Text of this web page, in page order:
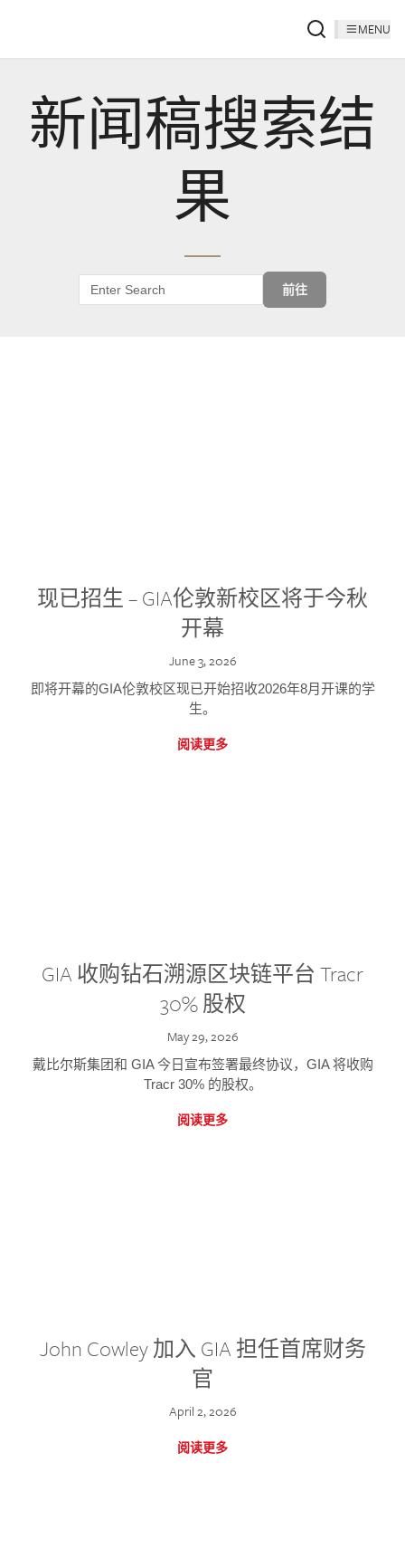
MENU
新闻稿搜索结
果
前往
现已招生 – GIA伦敦新校区将于今秋
开幕
June 3, 2026
即将开幕的GIA伦敦校区现已开始招收2026年8月开课的学
生。
阅读更多
GIA 收购钻石溯源区块链平台 Tracr
30% 股权
May 29, 2026
戴比尔斯集团和 GIA 今日宣布签署最终协议，GIA 将收购
Tracr 30% 的股权。
阅读更多
John Cowley 加入 GIA 担任首席财务
官
April 2, 2026
阅读更多